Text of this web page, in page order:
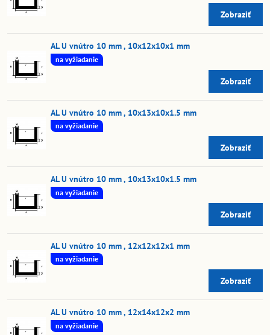
Zobraziť
AL U vnútro 10 mm , 10x12x10x1 mm
na vyžiadanie
Zobraziť
AL U vnútro 10 mm , 10x13x10x1.5 mm
na vyžiadanie
Zobraziť
AL U vnútro 10 mm , 10x13x10x1.5 mm
na vyžiadanie
Zobraziť
AL U vnútro 10 mm , 12x12x12x1 mm
na vyžiadanie
Zobraziť
AL U vnútro 10 mm , 12x14x12x2 mm
na vyžiadanie